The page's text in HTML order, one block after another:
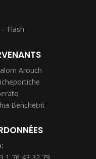
Flash
Arouch
Benchetrit